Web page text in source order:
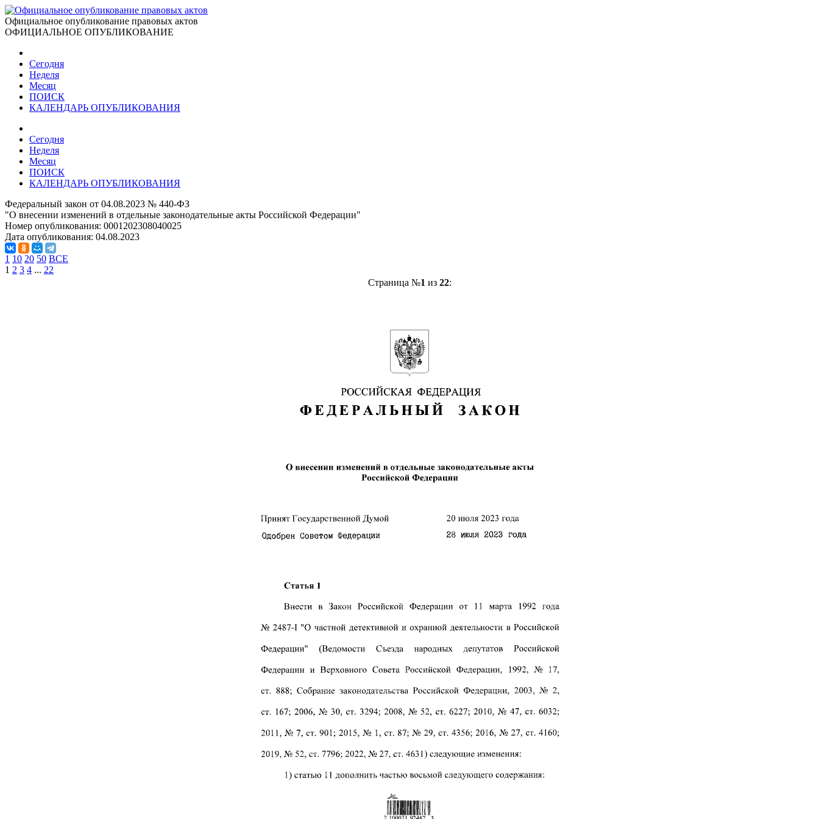
Официальное опубликование правовых актов
ОФИЦИАЛЬНОЕ ОПУБЛИКОВАНИЕ
Сегодня
Неделя
Месяц
ПОИСК
КАЛЕНДАРЬ ОПУБЛИКОВАНИЯ
Сегодня
Неделя
Месяц
ПОИСК
КАЛЕНДАРЬ ОПУБЛИКОВАНИЯ
Федеральный закон от 04.08.2023 № 440-ФЗ
"О внесении изменений в отдельные законодательные акты Российской Федерации"
Номер опубликования: 0001202308040025
Дата опубликования: 04.08.2023
1 10 20 50 ВСЕ
1 2 3 4 ... 22
Страница №1 из 22: